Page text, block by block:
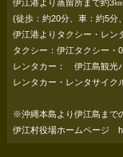
伊江港より蒸留所まで約3㎞
(徒歩：約20分、車：約5分
伊江港よりタクシー・レン
タクシー：伊江タクシー・
レンタカー： 伊江島観光
レンタカー・レンタサイ
※沖縄本島より伊江島まで
伊江村役場ホームページ